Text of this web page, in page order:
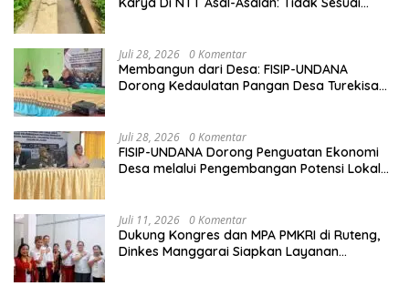
Juli 28, 2026 0 Komentar
Membangun dari Desa: FISIP-UNDANA
Dorong Kedaulatan Pangan Desa Turekisa
Juli 28, 2026 0 Komentar
FISIP-UNDANA Dorong Penguatan Ekonomi
Desa melalui Pengembangan Potensi Lokal
Juli 11, 2026 0 Komentar
Dukung Kongres dan MPA PMKRI di Ruteng,
Dinkes Manggarai Siapkan Layanan